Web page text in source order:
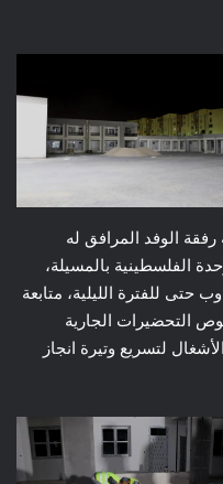
رفقة الوفد المرافق له
الفلسطينية بالمسيلة،
حتى للفترة الليلية، متابعة
التحضيرات الجارية
لتسريع وتيرة انجاز